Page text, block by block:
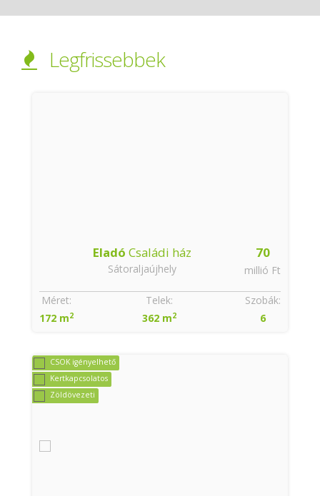
Legfrissebbek
70
millió Ft
Eladó Családi ház
Sátoraljaújhely
Szobák:
6
Méret:
172 m2
Telek:
362 m2
CSOK igényelhető
Kertkapcsolatos
Zöldövezeti